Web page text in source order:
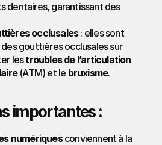
dentaires, garantissant des
occlusales : elles sont
gouttières occlusales sur
les troubles de l’articulation
(ATM) et le bruxisme.
importantes :
numériques conviennent à la